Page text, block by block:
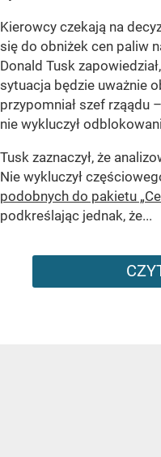
Kierowcy czekają na
się do obniżek cen paliw
Donald Tusk
sytuacja będzie uważnie
przypomniał szef rząądu
nie wykluczył
Tusk zaznaczył, że
Nie wykluczył
podobnych do pakietu
podkreślając jednak, że...